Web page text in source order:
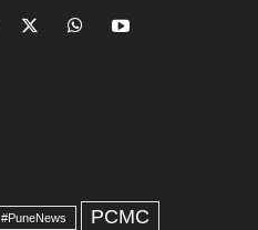
#PuneNews PCMC